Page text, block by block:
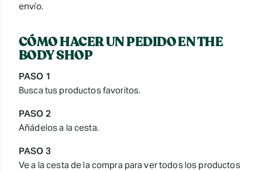
envío.
CÓMO HACER UN PEDIDO EN THE
BODY SHOP
PASO 1
Busca tus productos favoritos.
PASO 2
Añádelos a la cesta.
PASO 3
Ve a la cesta de la compra para ver todos los productos